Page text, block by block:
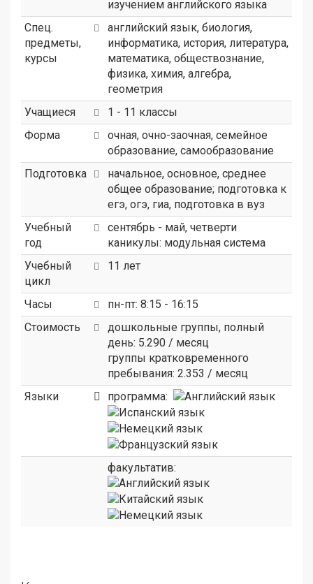
изучением английского языка
Спец.
предметы,
курсы
английский язык, биология,
информатика, история, литература,
математика, обществознание,
физика, химия, алгебра,
геометрия
Учащиеся
1 - 11 классы
Форма
очная, очно-заочная, семейное
образование, самообразование
Подготовка
начальное, основное, среднее
общее образование; подготовка к
егэ, огэ, гиа, подготовка в вуз
Учебный
год
сентябрь - май, четверти
каникулы: модульная система
Учебный
цикл
11 лет
Часы
пн-пт: 8:15 - 16:15
Стоимость
дошкольные группы, полный
день: 5.290 / месяц
группы кратковременного
пребывания: 2.353 / месяц
Языки
программа:
факультатив: